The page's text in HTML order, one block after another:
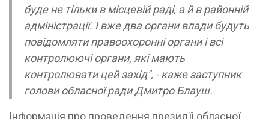
буде не тільки в місцевій раді, а й в районній
адміністрації. І вже два органи влади будуть
повідомляти правоохоронні органи і всі
контролюючі органи, які мають
контролювати цей захід", - каже заступник
голови обласної ради Дмитро Блауш.
Інформація про проведення президїі обласної